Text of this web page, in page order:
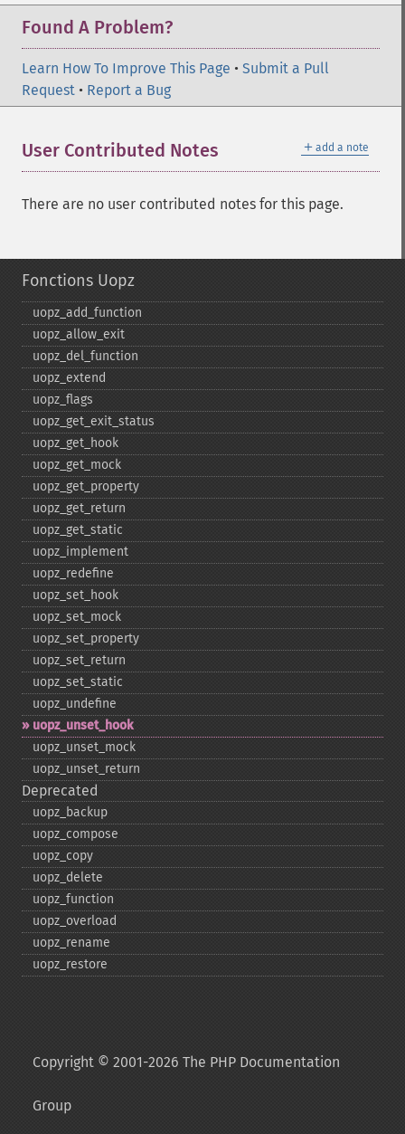
Found A Problem?
Learn How To Improve This Page • Submit a Pull
Request • Report a Bug
＋ add a note
User Contributed Notes
There are no user contributed notes for this page.
Fonctions Uopz
uopz_​add_​function
uopz_​allow_​exit
uopz_​del_​function
uopz_​extend
uopz_​flags
uopz_​get_​exit_​status
uopz_​get_​hook
uopz_​get_​mock
uopz_​get_​property
uopz_​get_​return
uopz_​get_​static
uopz_​implement
uopz_​redefine
uopz_​set_​hook
uopz_​set_​mock
uopz_​set_​property
uopz_​set_​return
uopz_​set_​static
uopz_​undefine
uopz_​unset_​hook
uopz_​unset_​mock
uopz_​unset_​return
Deprecated
uopz_​backup
uopz_​compose
uopz_​copy
uopz_​delete
uopz_​function
uopz_​overload
uopz_​rename
uopz_​restore
Copyright © 2001-2026 The PHP Documentation
Group